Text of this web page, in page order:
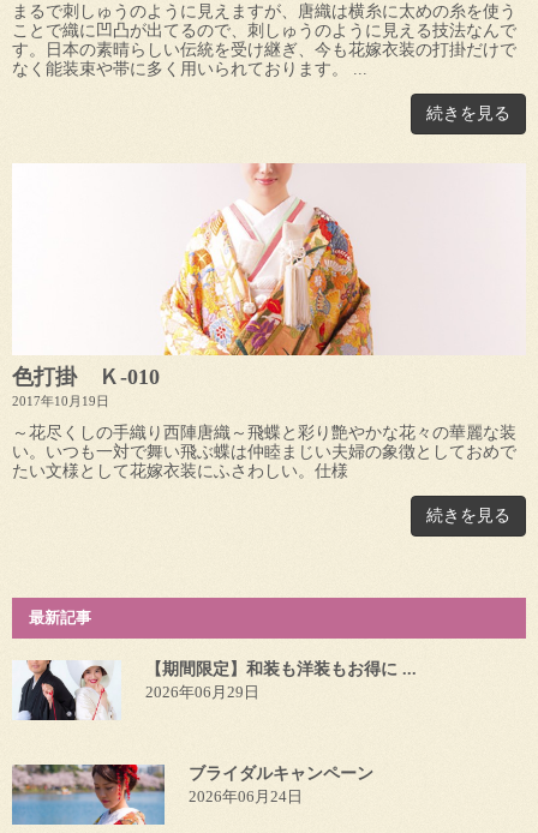
まるで刺しゅうのように見えますが、唐織は横糸に太めの糸を使う
ことで織に凹凸が出てるので、刺しゅうのように見える技法なんで
す。日本の素晴らしい伝統を受け継ぎ、今も花嫁衣装の打掛だけで
なく能装束や帯に多く用いられております。 ...
続きを見る
色打掛 Ｋ-010
2017年10月19日
～花尽くしの手織り西陣唐織～飛蝶と彩り艶やかな花々の華麗な装
い。いつも一対で舞い飛ぶ蝶は仲睦まじい夫婦の象徴としておめで
たい文様として花嫁衣装にふさわしい。仕様
続きを見る
最新記事
【期間限定】和装も洋装もお得に ...
2026年06月29日
ブライダルキャンペーン
2026年06月24日